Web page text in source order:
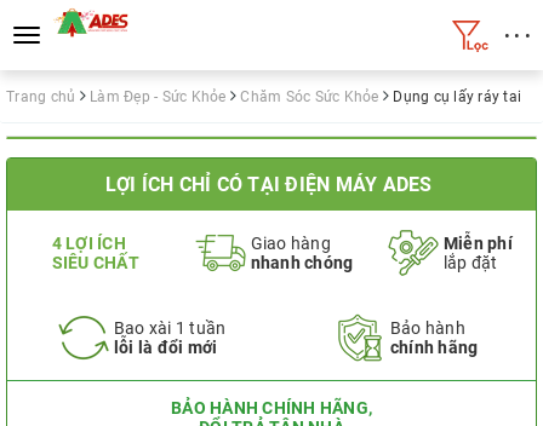
Toggle
navigation
• • •
Trang chủ Làm Đẹp - Sức Khỏe Chăm Sóc Sức Khỏe Dụng cụ lấy ráy tai
LỢI ÍCH CHỈ CÓ TẠI ĐIỆN MÁY ADES
4 LỢI ÍCH
SIÊU CHẤT
Giao hàng
nhanh chóng
Miễn phí
lắp đặt
Bao xài 1 tuần
lỗi là đổi mới
Bảo hành
chính hãng
BẢO HÀNH CHÍNH HÃNG,